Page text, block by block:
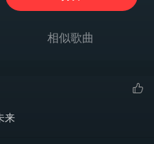
：郑冰冰
刘柏深 #冰爽音乐社
：刘柏深 #冰爽音乐社
：乐天 #冰爽音乐社
#冰爽音乐社
相似歌曲
来